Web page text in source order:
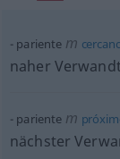
pariente m
naher
pariente m
nächster